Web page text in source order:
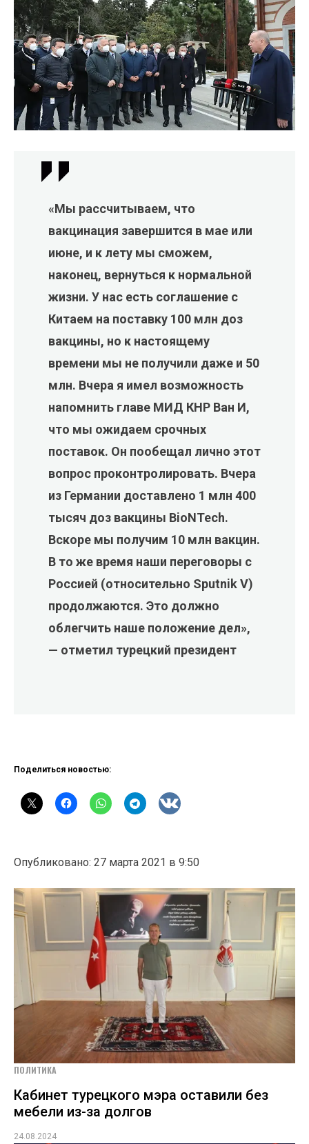
«Мы рассчитываем, что
вакцинация завершится в мае или
июне, и к лету мы сможем,
наконец, вернуться к нормальной
жизни. У нас есть соглашение с
Китаем на поставку 100 млн доз
вакцины, но к настоящему
времени мы не получили даже и 50
млн. Вчера я имел возможность
напомнить главе МИД КНР Ван И,
что мы ожидаем срочных
поставок. Он пообещал лично этот
вопрос проконтролировать. Вчера
из Германии доставлено 1 млн 400
тысяч доз вакцины BioNTech.
Вскоре мы получим 10 млн вакцин.
В то же время наши переговоры с
Россией (относительно Sputnik V)
продолжаются. Это должно
облегчить наше положение дел»,
— отметил турецкий президент
Поделиться новостью:
Опубликовано: 27 марта 2021 в 9:50
ПОЛИТИКА
Кабинет турецкого мэра оставили без
мебели из-за долгов
24.08.2024